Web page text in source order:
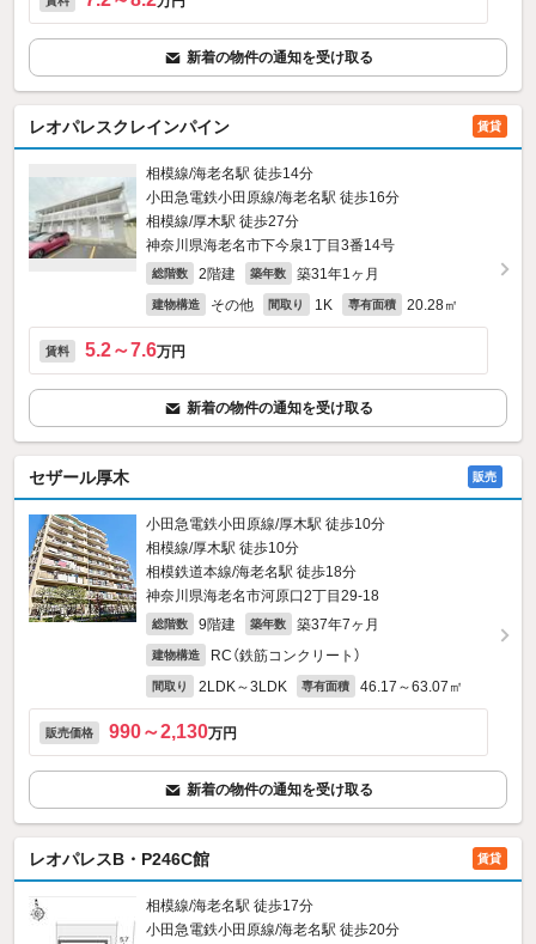
新着の物件の通知を受け取る
レオパレスクレインパイン 賃貸
相模線/海老名駅 徒歩14分
小田急電鉄小田原線/海老名駅 徒歩16分
相模線/厚木駅 徒歩27分
神奈川県海老名市下今泉1丁目3番14号
総階数 2階建 築年数 築31年1ヶ月
建物構造 その他 間取り 1K 専有面積 20.28㎡
賃料 5.2～7.6万円
新着の物件の通知を受け取る
セザール厚木 販売
小田急電鉄小田原線/厚木駅 徒歩10分
相模線/厚木駅 徒歩10分
相模鉄道本線/海老名駅 徒歩18分
神奈川県海老名市河原口2丁目29-18
総階数 9階建 築年数 築37年7ヶ月
建物構造 RC（鉄筋コンクリート）
間取り 2LDK～3LDK 専有面積 46.17～63.07㎡
販売価格 990～2,130万円
新着の物件の通知を受け取る
レオパレスB・P246C館 賃貸
相模線/海老名駅 徒歩17分
小田急電鉄小田原線/海老名駅 徒歩20分